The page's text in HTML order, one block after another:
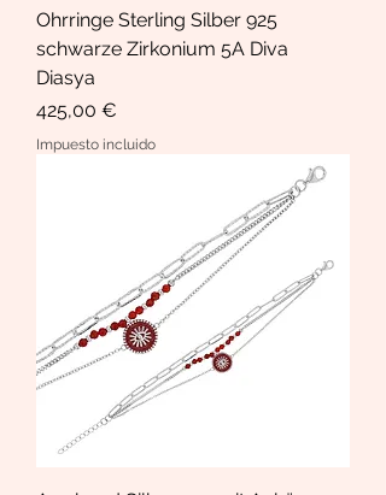
Ohrringe Sterling Silber 925
schwarze Zirkonium 5A Diva
Diasya
Precio
425,00 €
Impuesto incluido